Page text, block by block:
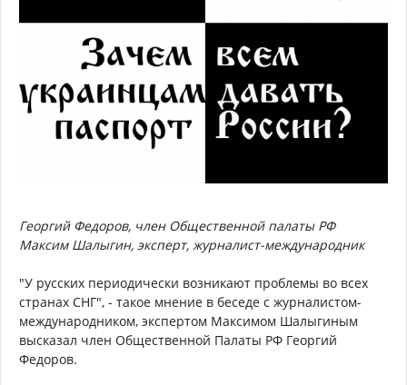
Георгий Федоров, член Общественной палаты РФ
Максим Шалыгин, эксперт, журналист-международник
"У русских периодически возникают проблемы во всех
странах СНГ", - такое мнение в беседе с журналистом-
международником, экспертом Максимом Шалыгиным
высказал член Общественной Палаты РФ Георгий
Федоров.